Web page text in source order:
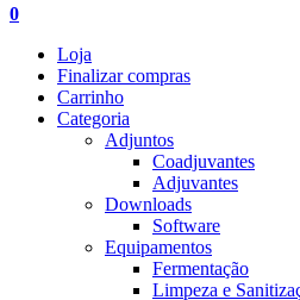
0
Loja
Finalizar compras
Carrinho
Categoria
Adjuntos
Coadjuvantes
Adjuvantes
Downloads
Software
Equipamentos
Fermentação
Limpeza e